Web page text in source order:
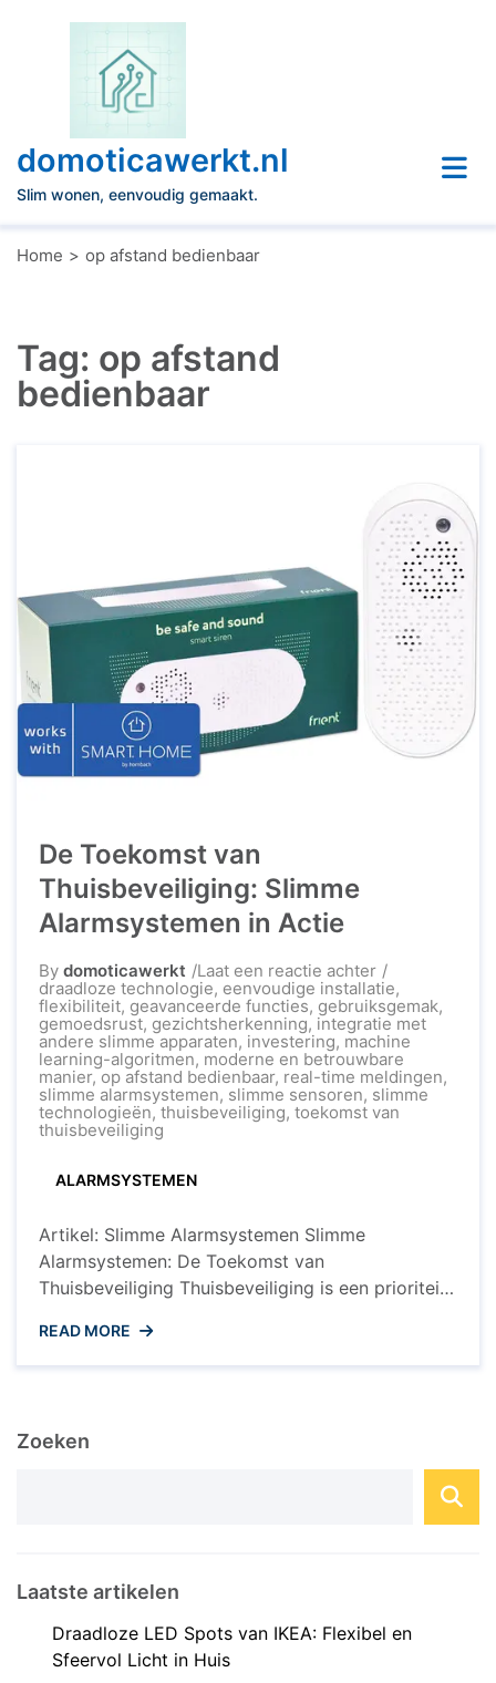
domoticawerkt.nl
Slim wonen, eenvoudig gemaakt.
Home op afstand bedienbaar
Tag: op afstand
bedienbaar
De Toekomst van
Thuisbeveiliging: Slimme
Alarmsystemen in Actie
By domoticawerkt Laat een reactie achterop
De
Toekomst
van
Slimme
Alarmsystemen
in
Actie
draadloze technologie, eenvoudige installatie,
flexibiliteit, geavanceerde functies, gebruiksgemak,
gemoedsrust, gezichtsherkenning, integratie met
andere slimme apparaten, investering, machine
learning-algoritmen, moderne en betrouwbare
manier, op afstand bedienbaar, real-time meldingen,
slimme alarmsystemen, slimme sensoren, slimme
technologieën, thuisbeveiliging, toekomst van
thuisbeveiliging
ALARMSYSTEMEN
Artikel: Slimme Alarmsystemen Slimme
Alarmsystemen: De Toekomst van
Thuisbeveiliging Thuisbeveiliging is een prioriteit
slimme technologieën is het beveiligen van uw
huis nog nooit zo geavanceerd en
benadering van thuisbeveiliging, waardoor u uw
eigendommen kunt beschermen en gemoedsrust
READ MORE
Zoeken
Laatste artikelen
Draadloze LED Spots van IKEA: Flexibel en
Sfeervol Licht in Huis